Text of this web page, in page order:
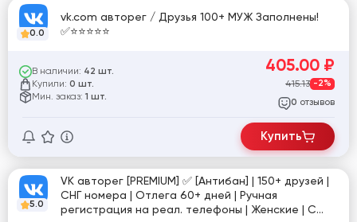
0.0
vk.com авторег / Друзья 100+ МУЖ Заполнены!
✅⭐️⭐️⭐️⭐️⭐️
В наличии: 42 шт.
Купили: 0 шт.
Мин. заказ: 1 шт.
405.00 ₽
415.13 -2%
0 отзывов
Купить
5.0
VK авторег [PREMIUM] ✅ [Антибан] | 150+ друзей |
СНГ номера | Отлега 60+ дней | Ручная
регистрация на реал. телефоны | Женские | С